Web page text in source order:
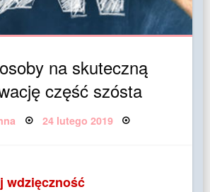
na skuteczną
część szósta
Posted
on
24 lutego 2019
wdzięczność